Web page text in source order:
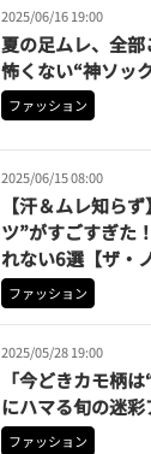
2025/06/16 19:00
夏の足ムレ、全
怖くない“神ソッ
ファッション
2025/06/15 08:00
【汗＆ムレ知ら
ツ”がすごすぎた
れない6選【ザ・
ファッション
2025/05/28 19:00
「今どきカモ柄
にハマる旬の迷
ファッション